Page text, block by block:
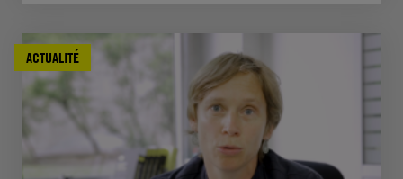
ACTUALITÉ